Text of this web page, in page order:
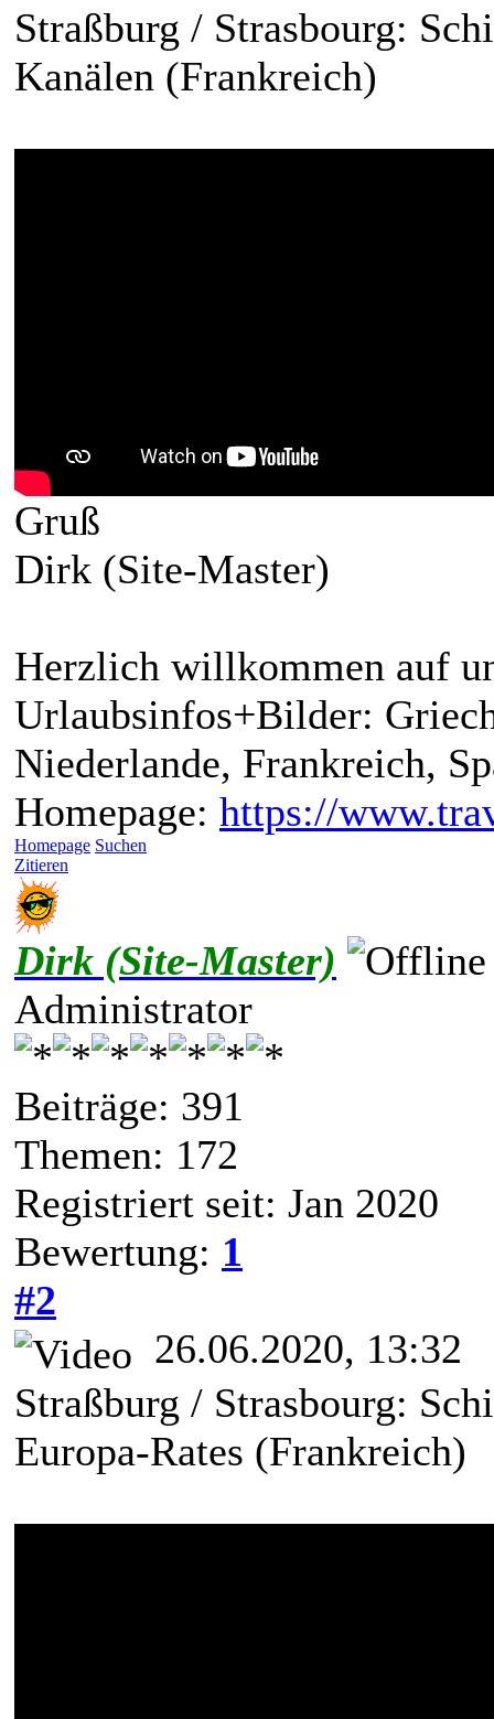
Straßburg / Strasbourg:
Kanälen (Frankreich)
Gruß
Dirk (Site-Master)
Herzlich willkommen auf
Urlaubsinfos+Bilder:
Niederlande, Frankreich,
Homepage: https://
Homepage Suchen
Zitieren
Dirk (Site-Master)
Administrator
Beiträge: 391
Themen: 172
Registriert seit: Jan 2020
Bewertung: 1
#2
26.06.2020, 13:32
Straßburg / Strasbourg:
Europa-Rates (Frankreich)